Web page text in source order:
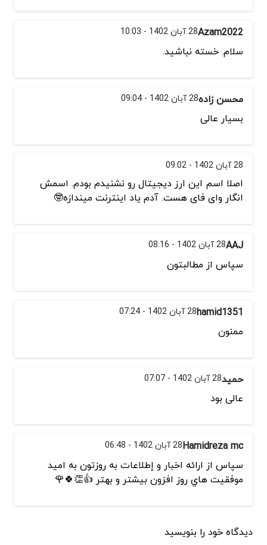
Azam202228 آبان 1402 - 10:03
سلام. خسته نباشید.
محسن زاده28 آبان 1402 - 09:04
بسیار عالی
28 آبان 1402 - 09:02
اصلا اسم این ارز دیجیتال رو‌ نشنیدم بودم. اسمش
انگار وای فای هست. آدم یاد اینترنت میندازه🤓
AAJ28 آبان 1402 - 08:16
سپاس از مطالبتون
hamid135128 آبان 1402 - 07:24
ممنون
حمید28 آبان 1402 - 07:07
عالی بود
Hamidreza mc28 آبان 1402 - 06:48
سپاس از ارائه اخبار و إطلاعات به روزتون به اميد
موفقيت هاي روز افزون بيشتر و بهتر 👍👏🍀🌹
دیدگاه خود را بنویسید